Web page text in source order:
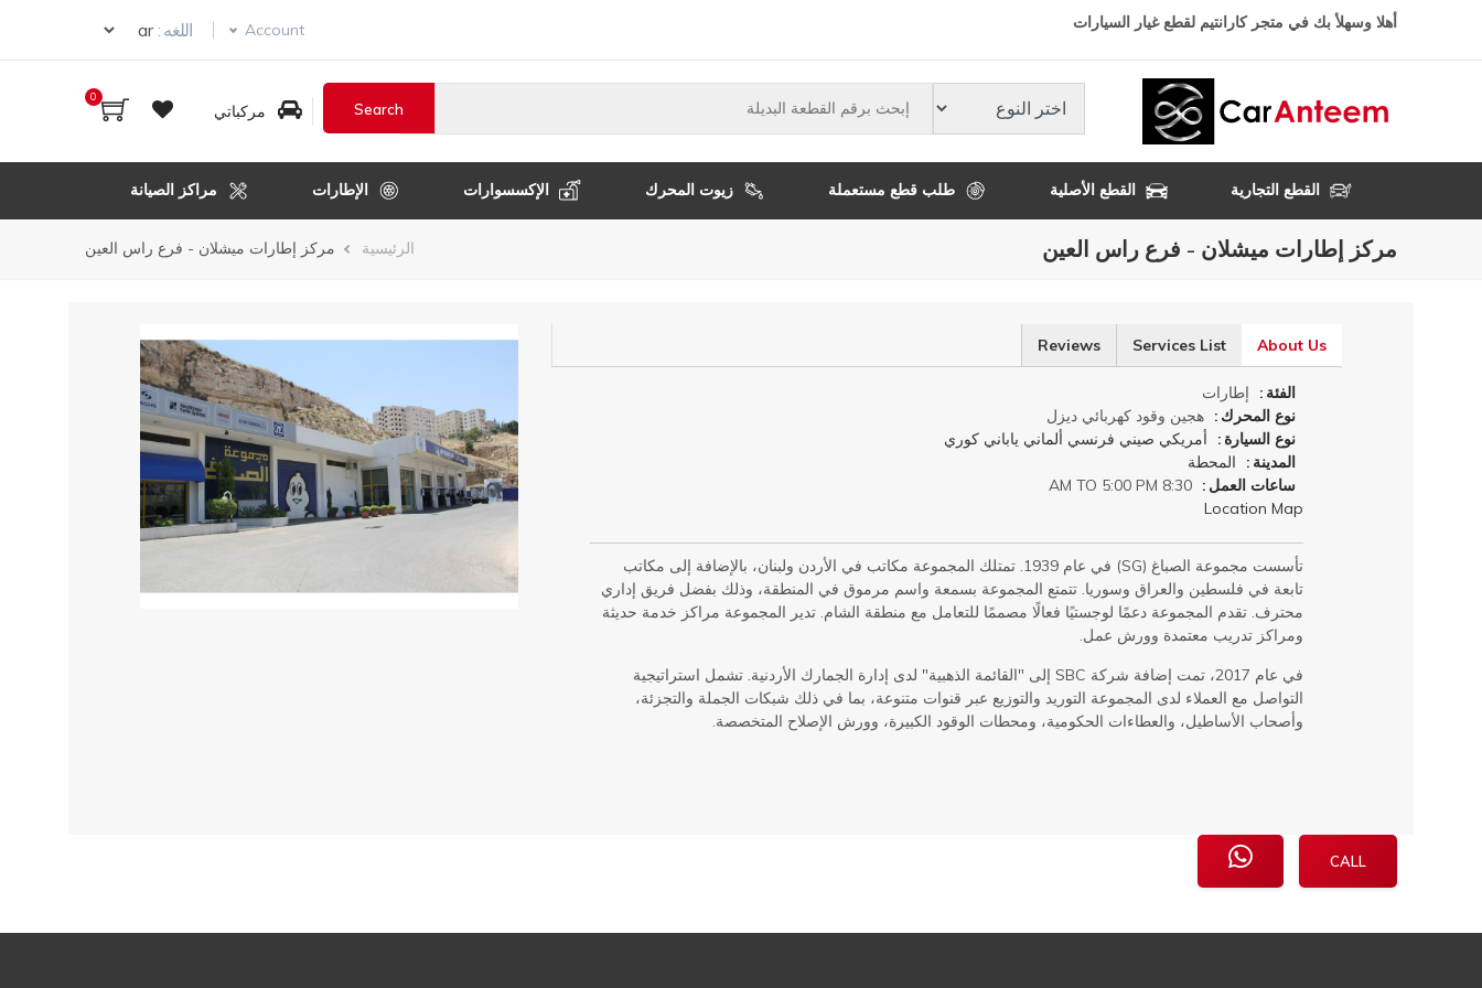
المحتوى
أهلا وسهلأ بك في متجر كارانتيم لقطع غيار السيارات Account اللغه :
Select your language
مركباتي
0
القطع التجارية القطع الأصلية طلب قطع مستعملة زيوت المحرك الإكسسوارات الإطارات مراكز الصيانة
مركز إطارات ميشلان - فرع راس العين
مسار
الرئيسية مركز إطارات ميشلان - فرع راس العين
About Us
(علامة
التبويب
النشطة)
Services List
Reviews
الفئة
إطارات
نوع المحرك
هجين وقود كهربائي ديزل
نوع السيارة
أمريكي صيني فرنسي ألماني ياباني كوري
المدينة
المحطة
ساعات العمل
8:30 AM TO 5:00 PM
Location Map
تأسست مجموعة الصباغ (SG) في عام 1939. تمتلك المجموعة مكاتب في الأردن ولبنان، بالإضافة إلى مكاتب
تابعة في فلسطين والعراق وسوريا. تتمتع المجموعة بسمعة واسم مرموق في المنطقة، وذلك بفضل فريق إداري
محترف. تقدم المجموعة دعمًا لوجستيًا فعالًا مصممًا للتعامل مع منطقة الشام. تدير المجموعة مراكز خدمة حديثة
ومراكز تدريب معتمدة وورش عمل.
في عام 2017، تمت إضافة شركة SBC إلى "القائمة الذهبية" لدى إدارة الجمارك الأردنية. تشمل استراتيجية
التواصل مع العملاء لدى المجموعة التوريد والتوزيع عبر قنوات متنوعة، بما في ذلك شبكات الجملة والتجزئة،
وأصحاب الأساطيل، والعطاءات الحكومية، ومحطات الوقود الكبيرة، وورش الإصلاح المتخصصة.
CALL